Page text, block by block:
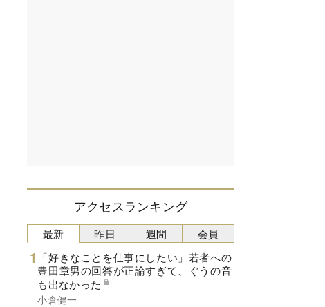
アクセスランキング
最新
「好きなことを仕事にしたい」若者への
豊田章男の回答が正論すぎて、ぐうの音
も出なかった
小倉健一
昨日 週間 会員